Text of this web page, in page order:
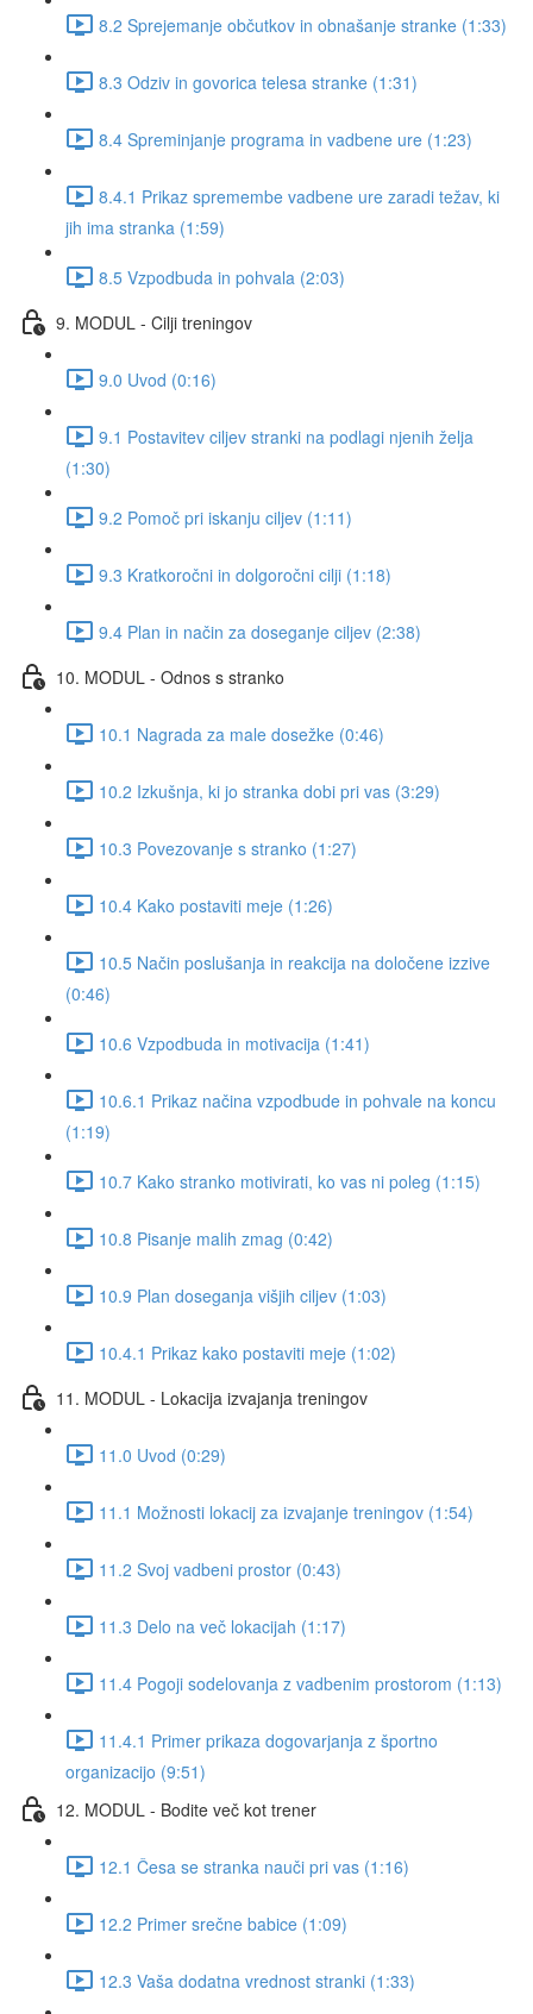
8.2 Sprejemanje občutkov in obnašanje stranke (1:33)
8.3 Odziv in govorica telesa stranke (1:31)
8.4 Spreminjanje programa in vadbene ure (1:23)
8.4.1 Prikaz spremembe vadbene ure zaradi težav, ki
jih ima stranka (1:59)
8.5 Vzpodbuda in pohvala (2:03)
9. MODUL - Cilji treningov
9.0 Uvod (0:16)
9.1 Postavitev ciljev stranki na podlagi njenih želja
(1:30)
9.2 Pomoč pri iskanju ciljev (1:11)
9.3 Kratkoročni in dolgoročni cilji (1:18)
9.4 Plan in način za doseganje ciljev (2:38)
10. MODUL - Odnos s stranko
10.1 Nagrada za male dosežke (0:46)
10.2 Izkušnja, ki jo stranka dobi pri vas (3:29)
10.3 Povezovanje s stranko (1:27)
10.4 Kako postaviti meje (1:26)
10.5 Način poslušanja in reakcija na določene izzive
(0:46)
10.6 Vzpodbuda in motivacija (1:41)
10.6.1 Prikaz načina vzpodbude in pohvale na koncu
(1:19)
10.7 Kako stranko motivirati, ko vas ni poleg (1:15)
10.8 Pisanje malih zmag (0:42)
10.9 Plan doseganja višjih ciljev (1:03)
10.4.1 Prikaz kako postaviti meje (1:02)
11. MODUL - Lokacija izvajanja treningov
11.0 Uvod (0:29)
11.1 Možnosti lokacij za izvajanje treningov (1:54)
11.2 Svoj vadbeni prostor (0:43)
11.3 Delo na več lokacijah (1:17)
11.4 Pogoji sodelovanja z vadbenim prostorom (1:13)
11.4.1 Primer prikaza dogovarjanja z športno
organizacijo (9:51)
12. MODUL - Bodite več kot trener
12.1 Česa se stranka nauči pri vas (1:16)
12.2 Primer srečne babice (1:09)
12.3 Vaša dodatna vrednost stranki (1:33)